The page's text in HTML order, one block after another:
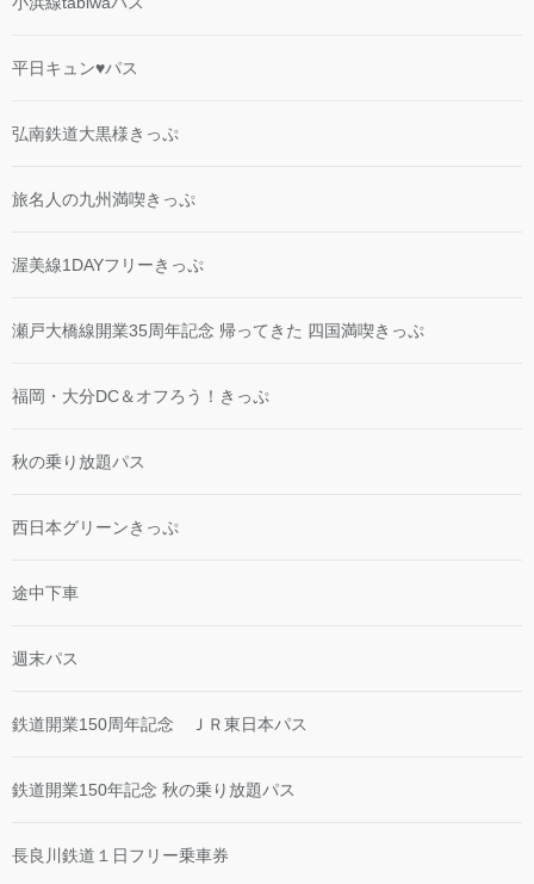
平日キュン♥パス
弘南鉄道大黒様きっぷ
旅名人の九州満喫きっぷ
渥美線1DAYフリーきっぷ
瀬戸大橋線開業35周年記念 帰ってきた 四国満喫きっぷ
福岡・大分DC＆オフろう！きっぷ
秋の乗り放題パス
西日本グリーンきっぷ
途中下車
週末パス
鉄道開業150周年記念 ＪＲ東日本パス
鉄道開業150年記念 秋の乗り放題パス
長良川鉄道１日フリー乗車券